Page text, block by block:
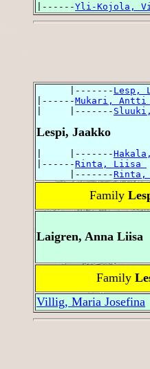
|------Yli-Kojola,
      |-------
Lesp,
|------Mukari, Antti
|     |-------
Lespi, Jaakko
|     |-------
|------Rinta, Liisa
      |-------
Rinta,
Family
Laigren, Anna Liisa
Family
Villig, Maria Josefina